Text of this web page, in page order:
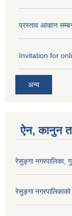
प्रस्ताव आव्हान
Invitation for
अन्य
ऐन, कानुन
रेसुङ्गा नगरपालिका,
रेसुङ्गा नगरपालिकाकाे